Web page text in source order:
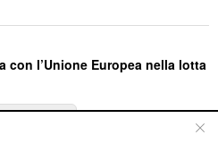
con l’Unione Europea nella lotta